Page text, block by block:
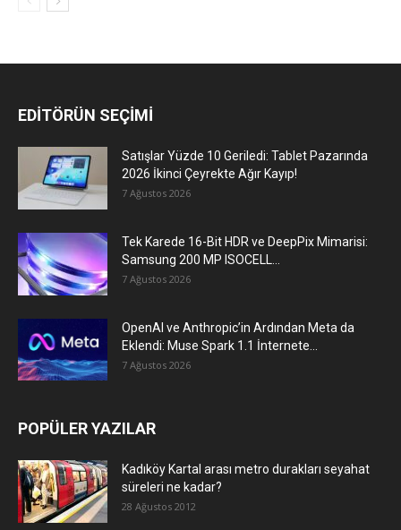
EDİTÖRÜN SEÇİMİ
Satışlar Yüzde 10 Geriledi: Tablet Pazarında
2026 İkinci Çeyrekte Ağır Kayıp!
7 Ağustos 2026
Tek Karede 16-Bit HDR ve DeepPix Mimarisi:
Samsung 200 MP ISOCELL...
7 Ağustos 2026
OpenAI ve Anthropic’in Ardından Meta da
Eklendi: Muse Spark 1.1 İnternete...
7 Ağustos 2026
POPÜLER YAZILAR
Kadıköy Kartal arası metro durakları seyahat
süreleri ne kadar?
28 Ağustos 2012